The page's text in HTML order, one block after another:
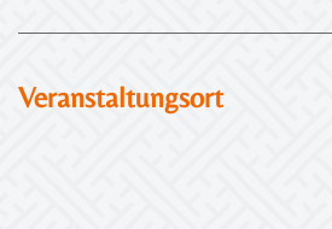
Veranstaltungsort